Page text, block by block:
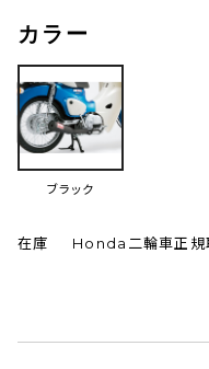
カラー
ブラック
在庫 Honda二輪車正規